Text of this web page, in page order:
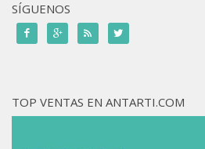
SÍGUENOS
   
TOP VENTAS EN ANTARTI.COM